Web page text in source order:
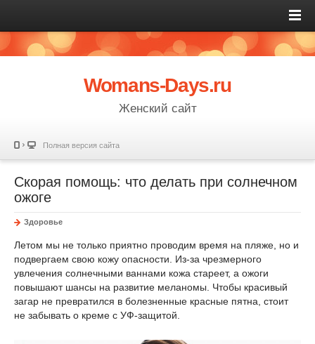
Womans-Days.ru
Женский сайт
Полная версия сайта
Скорая помощь: что делать при солнечном
ожоге
Здоровье
Летом мы не только приятно проводим время на пляже, но и
подвергаем свою кожу опасности. Из-за чрезмерного
увлечения солнечными ваннами кожа стареет, а ожоги
повышают шансы на развитие меланомы. Чтобы красивый
загар не превратился в болезненные красные пятна, стоит
не забывать о креме с УФ-защитой.